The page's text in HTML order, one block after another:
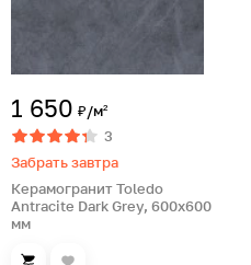
1 650 ₽/м²
3
Забрать завтра
Керамогранит Toledo
Antracite Dark Grey, 600х600
мм